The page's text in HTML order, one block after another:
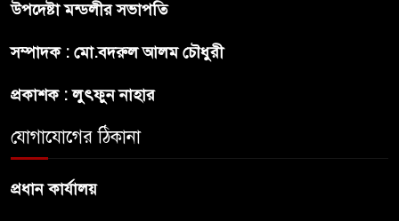
রাজধানীর উত্তরখানে
পরিচ্ছন্নতাকর্মী-এলাকাবাসীর মধ্যে
উপদেষ্টা মন্ডলীর সভাপতি
সম্পাদক : মো.বদরুল আলম চৌধুরী
প্রকাশক : লুৎফুন নাহার
যোগাযোগের ঠিকানা
প্রধান কার্যালয়